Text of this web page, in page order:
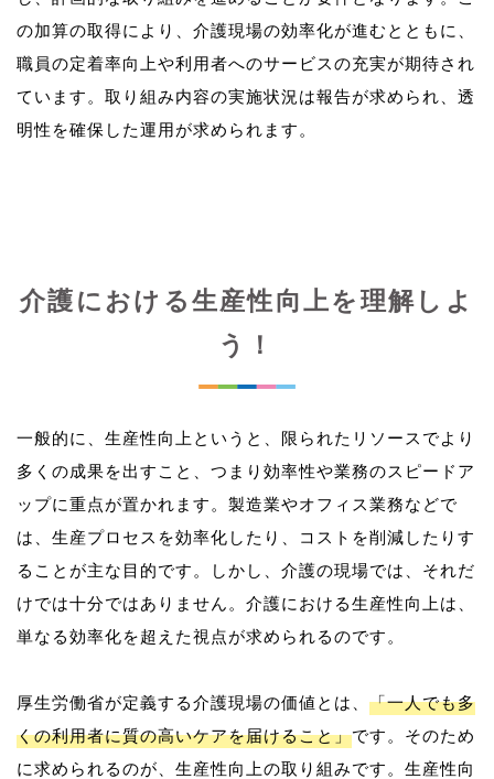
の加算の取得により、介護現場の効率化が進むとともに、
職員の定着率向上や利用者へのサービスの充実が期待され
ています。取り組み内容の実施状況は報告が求められ、透
介護における生産性向上を理解しよ
う！
一般的に、生産性向上というと、限られたリソースでより
多くの成果を出すこと、つまり効率性や業務のスピードア
ップに重点が置かれます。製造業やオフィス業務などで
は、生産プロセスを効率化したり、コストを削減したりす
ることが主な目的です。しかし、介護の現場では、それだ
けでは十分ではありません。介護における生産性向上は、
単なる効率化を超えた視点が求められるのです。
厚生労働省が定義する介護現場の価値とは、 「一人でも多
くの利用者に質の高いケアを届けること」です。そのため
に求められるのが、生産性向上の取り組みです。生産性向